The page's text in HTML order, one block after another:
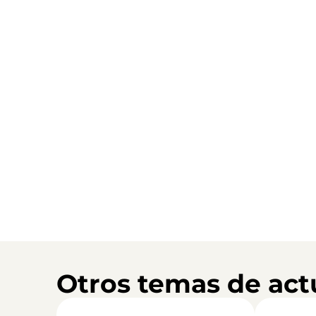
Otros temas de